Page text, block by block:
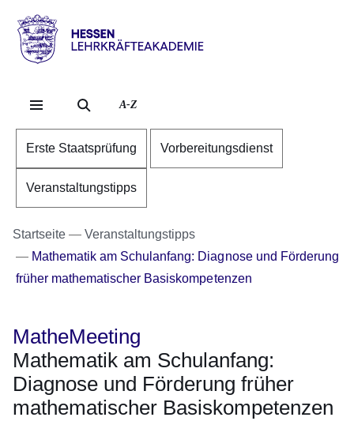
Direkt zum Kopf der
Direkt zum Inhalt
Direkt zum Fuß der
Hessen
Lehrkräfteakademie
A-Z
Erste Staatsprüfung Vorbereitungsdienst
Veranstaltungstipps
Startseite
Veranstaltungstipps
Mathematik am Schulanfang: Diagnose und Förderung
früher mathematischer Basiskompetenzen
MatheMeeting
Mathematik am Schulanfang:
Diagnose und Förderung früher
mathematischer Basiskompetenzen